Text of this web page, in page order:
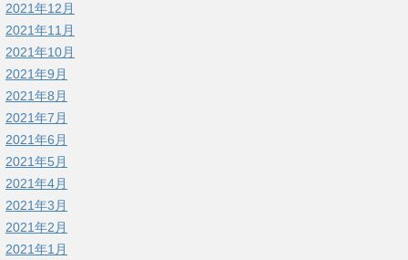
2021年12月
2021年11月
2021年10月
2021年9月
2021年8月
2021年7月
2021年6月
2021年5月
2021年4月
2021年3月
2021年2月
2021年1月